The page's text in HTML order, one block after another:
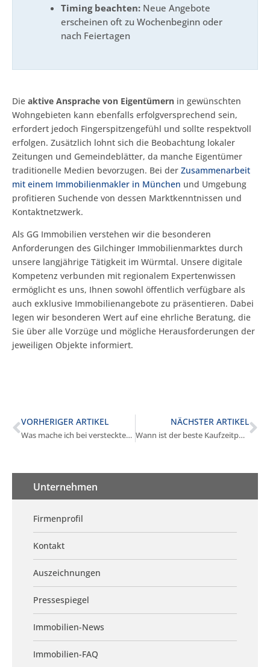
Timing beachten: Neue Angebote
erscheinen oft zu Wochenbeginn oder
nach Feiertagen
Die aktive Ansprache von Eigentümern in gewünschten
Wohngebieten kann ebenfalls erfolgversprechend sein,
erfordert jedoch Fingerspitzengefühl und sollte respektvoll
erfolgen. Zusätzlich lohnt sich die Beobachtung lokaler
Zeitungen und Gemeindeblätter, da manche Eigentümer
traditionelle Medien bevorzugen. Bei der Zusammenarbeit
mit einem Immobilienmakler in München und Umgebung
profitieren Suchende von dessen Marktkenntnissen und
Kontaktnetzwerk.
Als GG Immobilien verstehen wir die besonderen
Anforderungen des Gilchinger Immobilienmarktes durch
unsere langjährige Tätigkeit im Würmtal. Unsere digitale
Kompetenz verbunden mit regionalem Expertenwissen
ermöglicht es uns, Ihnen sowohl öffentlich verfügbare als
auch exklusive Immobilienangebote zu präsentieren. Dabei
legen wir besonderen Wert auf eine ehrliche Beratung, die
Sie über alle Vorzüge und mögliche Herausforderungen der
jeweiligen Objekte informiert.
VORHERIGER ARTIKEL
Was mache ich bei versteckten Mängeln in Gilching?
NÄCHSTER ARTIKEL
Wann ist der beste Kaufzeitpunkt in Gilching?
Unternehmen
Firmenprofil
Kontakt
Auszeichnungen
Pressespiegel
Immobilien-News
Immobilien-FAQ